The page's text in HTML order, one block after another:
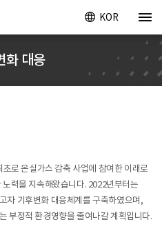
KOR
화 대응
로 온실가스 감축 사업에 참여한 이래로
력을 지속해왔습니다. 2022년부터는
자 기후변화 대응체계를 구축하였으며,
부정적 환경영향을 줄여나갈 계획입니다.